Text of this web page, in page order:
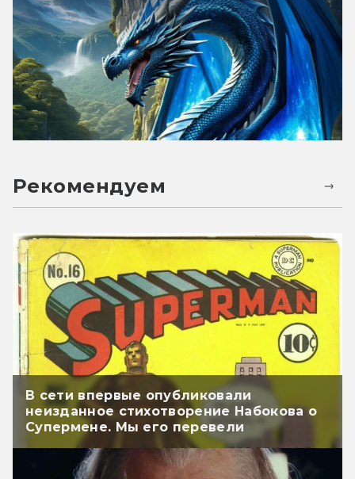
Рекомендуем
В сети впервые опубликовали
неизданное стихотворение Набокова о
Супермене. Мы его перевели